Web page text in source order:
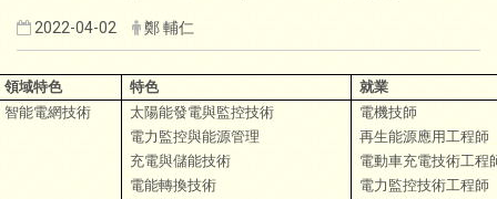
2022-04-02 鄭 輔仁
領域特色 特色
就業
智能電網技術
太陽能發電與監控技術
電力監控與能源管理
充電與儲能技術
電能轉換技術
電機技師
再生能源應用工程師
電動車充電技術工程
電力監控技術工程師